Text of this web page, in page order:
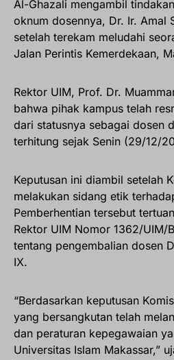
Al-Ghazali mengambil
oknum dosennya, Dr. Ir. Amal
setelah terekam meludahi
Jalan Perintis Kemerdekaan,
Rektor UIM, Prof. Dr.
bahwa pihak kampus telah
dari statusnya sebagai dosen
terhitung sejak Senin (29/12/
Keputusan ini diambil setelah
melakukan sidang etik
Pemberhentian tersebut
Rektor UIM Nomor 1362/UIM/
tentang pengembalian dosen
IX.
“Berdasarkan keputusan
yang bersangkutan telah
dan peraturan kepegawaian
Universitas Islam Makassar,”